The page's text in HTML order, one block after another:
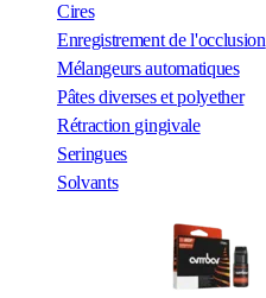
Cires
Enregistrement de l'occlusion
Mélangeurs automatiques
Pâtes diverses et polyether
Rétraction gingivale
Seringues
Solvants